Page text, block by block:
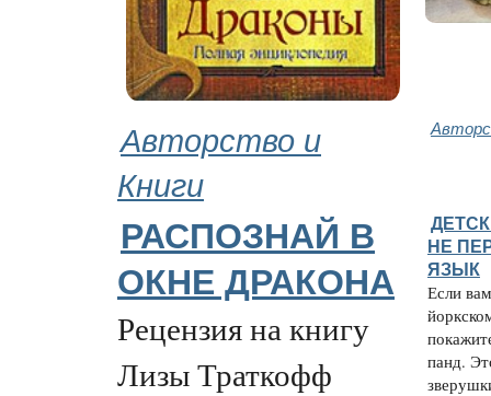
Авторство и
Книги
РАСПОЗНАЙ В
ОКНЕ ДРАКОНА
Рецензия на книгу
Лизы Траткофф
НЕ
ЯЗЫК
Если
панд.